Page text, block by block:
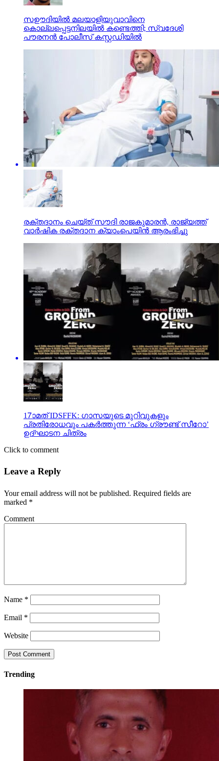
സഊദിയിൽ മലയാളിയുവാവിനെ
കൊല്ലപ്പെട്ടനിലയിൽ കണ്ടെത്തി; സ്വദേശി
പൗരനൻ പോലീസ് കസ്റ്റഡിയിൽ
രക്തദാനം ചെയ്ത് സൗദി രാജകുമാരൻ, രാജ്യത്ത്
വാർഷിക രക്തദാന ക്യാംപെയിൻ ആരംഭിച്ചു
17ാമത് IDSFFK: ഗാസയുടെ മുറിവുകളും
പ്രതിരോധവും പകര്‍ത്തുന്ന ‘ഫ്രം ഗ്രൗണ്ട് സീറോ’
ഉദ്ഘാടന ചിത്രം
Click to comment
Leave a Reply
Your email address will not be published. Required fields are
marked *
Comment
Name *
Email *
Website
Trending